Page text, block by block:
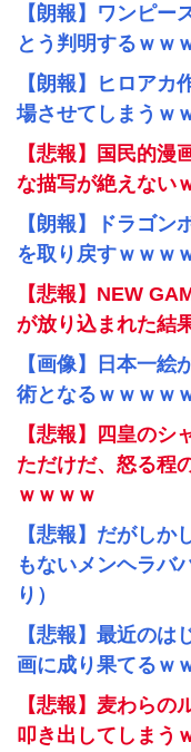
【朗報】ワンピー
とう判明するｗｗ
【朗報】ヒロア
場させてしまうｗ
【悲報】国民的漫
な描写が絶えない
【朗報】ドラゴ
を取り戻すｗｗｗ
【悲報】NEW
が放り込まれた結
【画像】日本一
術となるｗｗｗｗ
【悲報】四皇の
ただけだ、怒る程
ｗｗｗｗ
【悲報】だがしか
もないメンヘラバ
り）
【悲報】最近のは
画に成り果てるｗ
【悲報】麦わらの
叩き出してしまう